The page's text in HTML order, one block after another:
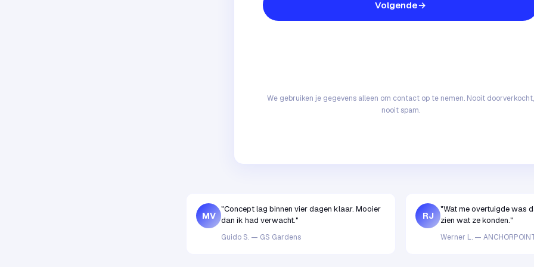
Volgende
We gebruiken je gegevens alleen om contact op te nemen. Nooit doorverkocht,
nooit spam.
MV
"Concept lag binnen vier dagen klaar. Mooier
dan ik had verwacht."
Guido S. — GS Gardens
RJ
"Wat me overtuigde was
zien wat ze konden."
Werner L. —